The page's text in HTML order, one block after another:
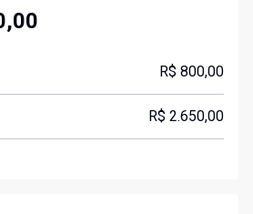
R$ 800,00
R$ 2.650,00